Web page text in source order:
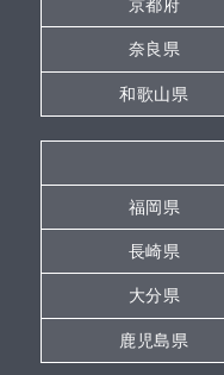
京都府
奈良県
和歌山県
福岡県
長崎県
大分県
鹿児島県